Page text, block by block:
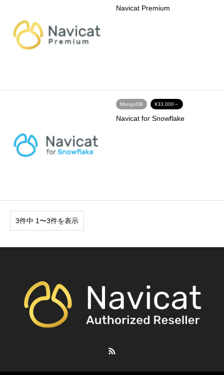
Navicat Premium
MongoDB ¥33,000～
Navicat for Snowflake
3件中 1〜3件を表示